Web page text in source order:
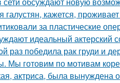
галустян, кажется,
за пластические
идеальный актерский
раз победила рак груди и
Мы готовим по мотивам
актриса, была вынуждена